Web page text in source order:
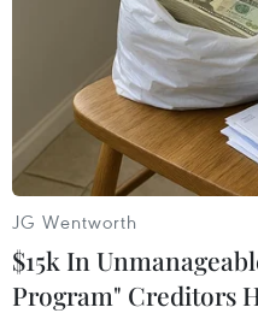
Trung Quốc trong
nhất trong tám năm
về triển vọng nhu cầu
Ngân hàng Goldman
giá dầu Brent trung
USD/thùng do nguồn
cầu suy yếu. Tuy vậy,
giá dầu vẫn sẽ duy trì
lịch sử nhờ lượng tồn
JG Wentworth
$15k In
Program" Creditors